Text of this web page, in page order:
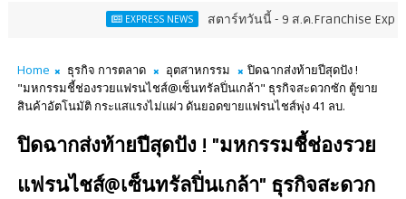
สตาร์ทวันนี้ - 9 ส.ค.Franchise Expo Thailand &
Home ธุรกิจ การตลาด อุตสาหกรรม
ปิดฉากส่งท้ายปีสุดปัง !
"มหกรรมชี้ช่องรวยแฟรนไชส์@เซ็นทรัลปิ่นเกล้า" ธุรกิจสะดวกซัก ตู้ขาย
สินค้าอัตโนมัติ กระแสแรงไม่แผ่ว ดันยอดขายแฟรนไชส์พุ่ง 41 ลบ.
ปิดฉากส่งท้ายปีสุดปัง ! "มหกรรมชี้ช่องรวย
แฟรนไชส์@เซ็นทรัลปิ่นเกล้า" ธุรกิจสะดวก